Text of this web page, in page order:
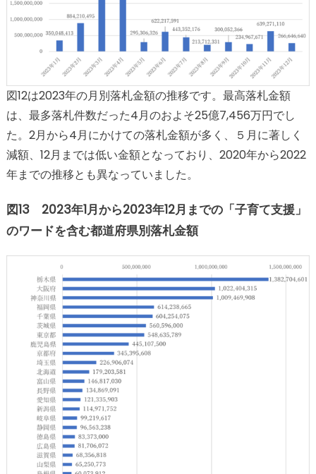
図12は2023年の月別落札金額の推移です。最高落札金額
は、最多落札件数だった4月のおよそ25億7,456万円でし
た。2月から4月にかけての落札金額が多く、５月に著しく
減額、12月までは低い金額となっており、2020年から2022
年までの推移とも異なっていました。
図13 2023年1月から2023年12月までの「子育て支援」
のワードを含む都道府県別落札金額